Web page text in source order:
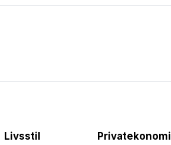
Livsstil Privatekonomi